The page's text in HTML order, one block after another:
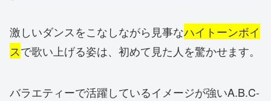
激しいダンスをこなしながら見事なハイトーンボイ
スで歌い上げる姿は、初めて見た人を驚かせます。
バラエティーで活躍しているイメージが強いA.B.C-